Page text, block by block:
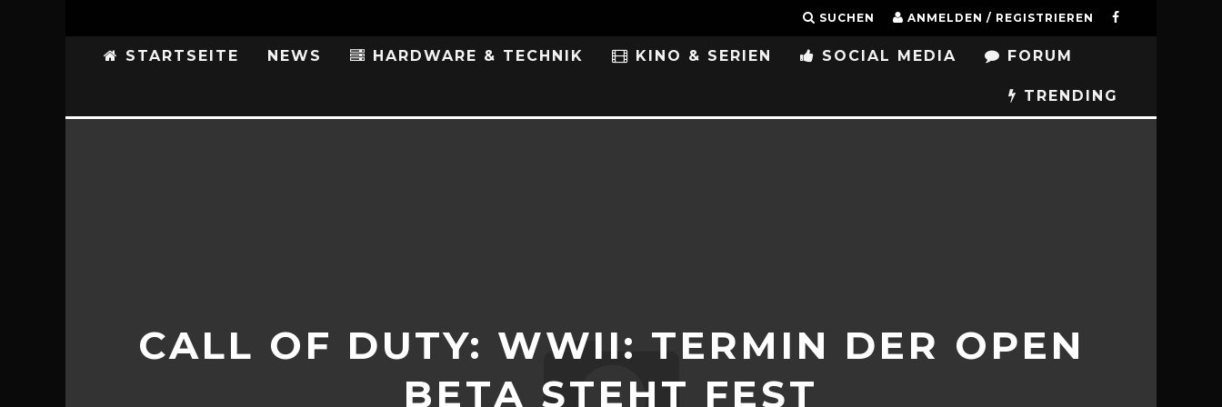
SUCHEN ANMELDEN / REGISTRIEREN
STARTSEITE NEWS HARDWARE & TECHNIK KINO & SERIEN SOCIAL MEDIA FORUM
TRENDING
CALL OF DUTY: WWII: TERMIN DER OPEN
BETA STEHT FEST